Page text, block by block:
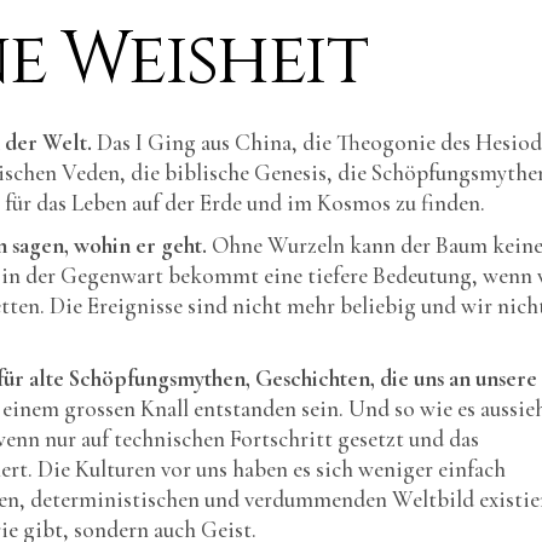
Weisheit
der Welt. Das I Ging aus China, die Theogonie des
Veden, die biblische Genesis, die
das Leben auf der Erde und im Kosmos zu finden.
wohin er geht. Ohne Wurzeln kann der Baum
der Gegenwart bekommt eine tiefere Bedeutung, wenn
Die Ereignisse sind nicht mehr beliebig und wir
alte Schöpfungsmythen, Geschichten, die uns an unsere
grossen Knall entstanden sein. Und so wie es
nur auf technischen Fortschritt gesetzt und das
Die Kulturen vor uns haben es sich weniger einfach
deterministischen und verdummenden Weltbild
gibt, sondern auch Geist.